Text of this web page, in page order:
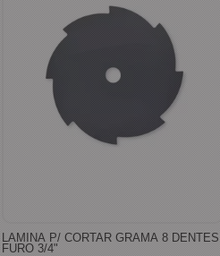
LAMINA P/ CORTAR GRAMA 8 DENTES
FURO 3/4"